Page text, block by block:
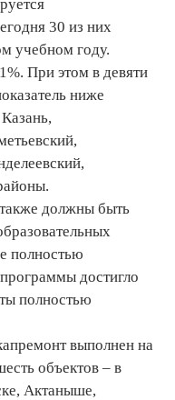
30 из них
учебном году.
При этом в девяти
ниже
должны быть
полностью
достигло
полностью
выполнен на
объектов – в
Актаныше,